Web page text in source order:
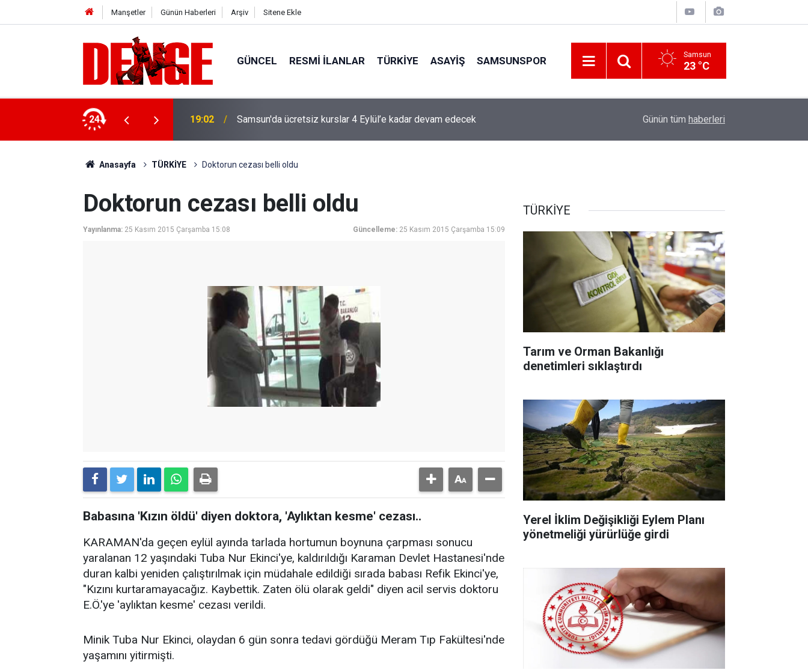
Manşetler Günün Haberleri Arşiv Sitene Ekle
GÜNCEL RESMI İLANLAR TÜRKİYE ASAYİŞ SAMSUNSPOR Samsun
23 °C
24
kortej yürüyüşüyle başladı 19:02 Samsun'da ücretsiz kurslar 4 Eylül’e kadar devam edecek Canik'te 20 bin hane fiber internete kavuşuyor
Günün tüm haberleri
Anasayfa TÜRKİYE Doktorun cezası belli oldu
Doktorun cezası belli oldu
Yayınlanma: 25 Kasım 2015 Çarşamba 15:08 Güncelleme: 25 Kasım 2015 Çarşamba 15:09
Babasına 'Kızın öldü' diyen doktora, 'Aylıktan kesme' cezası..
KARAMAN'da geçen eylül ayında tarlada hortumun boynuna çarpması sonucu
yaralanan 12 yaşındaki Tuba Nur Ekinci'ye, kaldırıldığı Karaman Devlet Hastanesi'nde
duran kalbi yeniden çalıştırılmak için müdahale edildiği sırada babası Refik Ekinci'ye,
"Kızını kurtaramayacağız. Kaybettik. Zaten ölü olarak geldi" diyen acil servis doktoru
E.Ö.'ye 'aylıktan kesme' cezası verildi.
Minik Tuba Nur Ekinci, olaydan 6 gün sonra tedavi gördüğü Meram Tıp Fakültesi'nde
yaşamını yitirmişti.
TÜRKİYE
Tarım ve Orman Bakanlığı
denetimleri sıklaştırdı
Yerel İklim Değişikliği Eylem Planı
yönetmeliği yürürlüğe girdi